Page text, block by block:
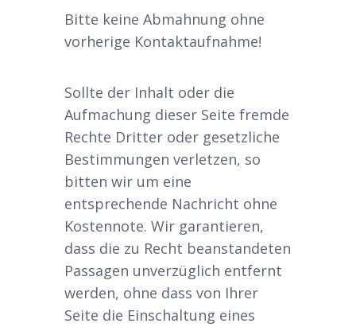
Bitte keine Abmahnung ohne
vorherige Kontaktaufnahme!
Sollte der Inhalt oder die
Aufmachung dieser Seite fremde
Rechte Dritter oder gesetzliche
Bestimmungen verletzen, so
bitten wir um eine
entsprechende Nachricht ohne
Kostennote. Wir garantieren,
dass die zu Recht beanstandeten
Passagen unverzüglich entfernt
werden, ohne dass von Ihrer
Seite die Einschaltung eines